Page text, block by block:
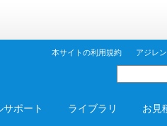
本サイトの利用規約 アジレ
サポート ライブラリ お見